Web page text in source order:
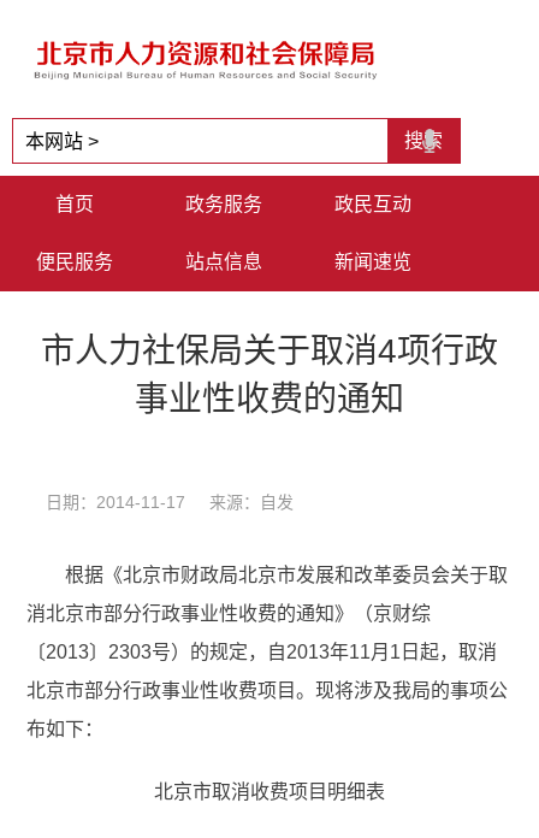
首页 政务服务 政民互动
便民服务 站点信息 新闻速览
市人力社保局关于取消4项行政
事业性收费的通知
日期：2014-11-17 来源：自发
根据《北京市财政局北京市发展和改革委员会关于取
消北京市部分行政事业性收费的通知》（京财综
〔2013〕2303号）的规定，自2013年11月1日起，取消
北京市部分行政事业性收费项目。现将涉及我局的事项公
布如下：
北京市取消收费项目明细表